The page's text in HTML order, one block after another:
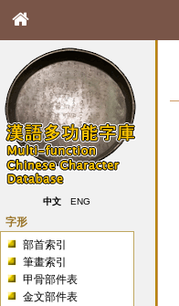
中文 ENG
字形
部首索引
筆畫索引
甲骨部件表
金文部件表